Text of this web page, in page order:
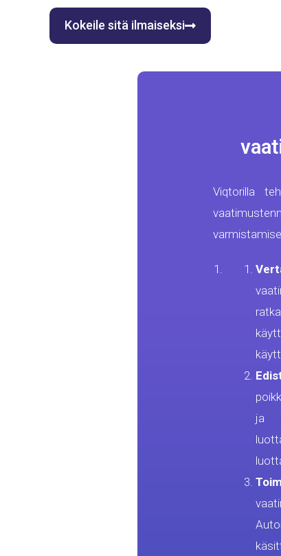
Kokeile sitä ilmaiseksi
Viqtorilla
ja